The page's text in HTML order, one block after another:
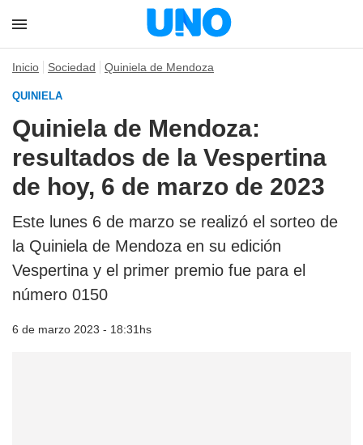
Inicio Sociedad Quiniela de Mendoza
QUINIELA
Quiniela de Mendoza:
resultados de la Vespertina
de hoy, 6 de marzo de 2023
Este lunes 6 de marzo se realizó el sorteo de
la Quiniela de Mendoza en su edición
Vespertina y el primer premio fue para el
número 0150
6 de marzo 2023 - 18:31hs